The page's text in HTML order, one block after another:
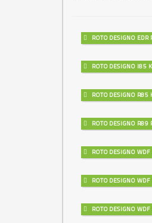
ROTO DESIGNO EDR
ROTO DESIGNO I85
ROTO DESIGNO
ROTO DESIGNO R89
ROTO DESIGNO
ROTO DESIGNO
ROTO DESIGNO